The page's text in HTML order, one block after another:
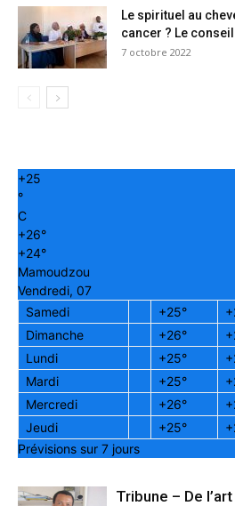
Le spirituel au
cancer ? Le
7 octobre 2022
+25
°
C
+26°
+24°
Mamoudzou
Vendredi, 07
Samedi
+25° +
Dimanche
+26° +
Lundi
+25° +
Mardi
+25° +
Mercredi
+26° +
Jeudi
+25° +
Prévisions sur 7 jours
Tribune – De